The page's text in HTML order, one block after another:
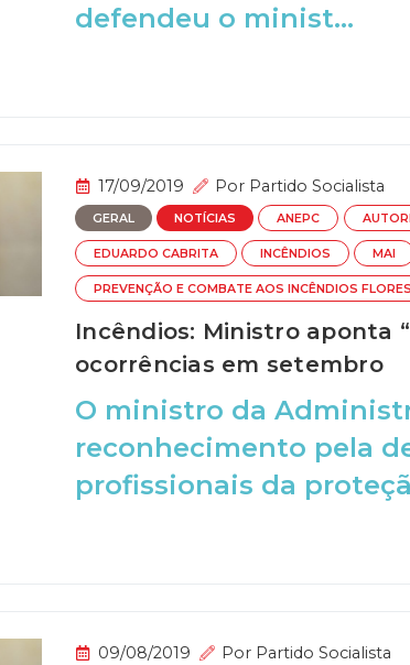
defendeu o minist...
17/09/2019 Por Partido Socialista
GERAL NOTÍCIAS ANEPC
EDUARDO CABRITA INCÊNDIOS MAI
PREVENÇÃO E COMBATE AOS INCÊNDIOS
Incêndios: Ministro aponta
ocorrências em setembro
O ministro da
reconhecimento pela
profissionais da
09/08/2019 Por Partido Socialista